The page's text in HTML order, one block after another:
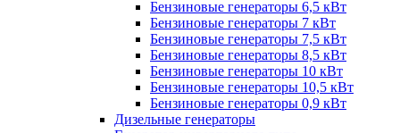
Бензиновые генераторы 6,5 кВт
Бензиновые генераторы 7 кВт
Бензиновые генераторы 7,5 кВт
Бензиновые генераторы 8,5 кВт
Бензиновые генераторы 10 кВт
Бензиновые генераторы 10,5 кВт
Бензиновые генераторы 0,9 кВт
Дизельные генераторы